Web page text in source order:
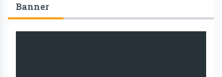
Banner